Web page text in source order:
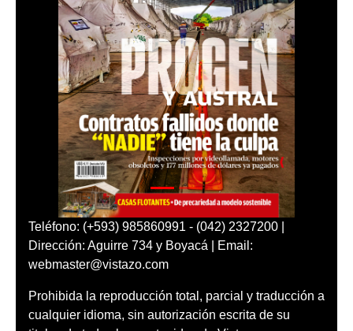
Teléfono: (+593) 985860991 - (042) 2327200 |
Dirección: Aguirre 734 y Boyacá | Email:
webmaster@vistazo.com
Prohibida la reproducción total, parcial y traducción a
cualquier idioma, sin autorización escrita de su